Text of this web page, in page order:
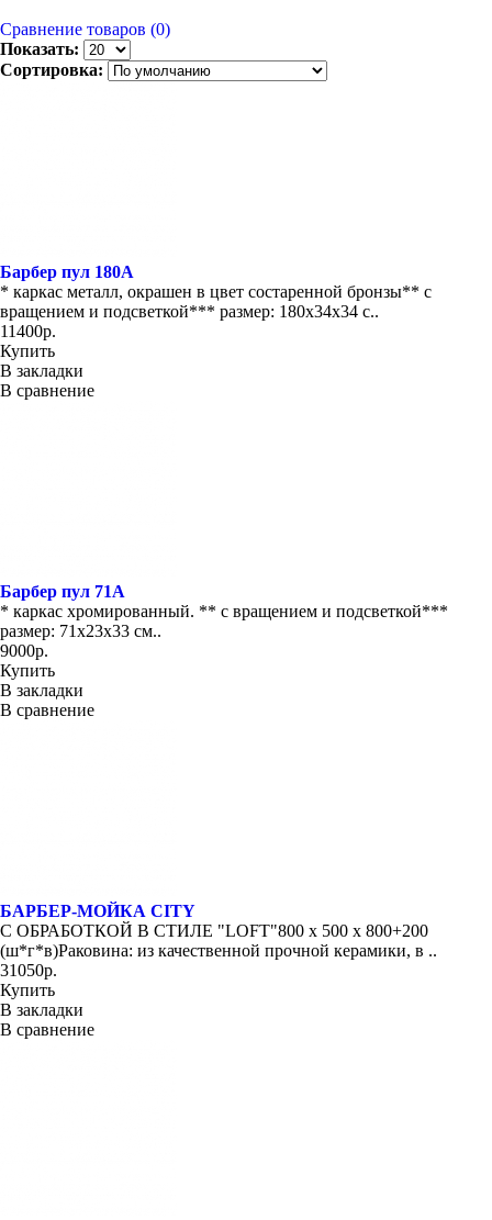
Сравнение товаров (0)
Показать:
Сортировка:
Барбер пул 180А
* каркас металл, окрашен в цвет состаренной бронзы** с
вращением и подсветкой*** размер: 180х34х34 с..
11400р.
Купить
В закладки
В сравнение
Барбер пул 71А
* каркас хромированный. ** с вращением и подсветкой***
размер: 71х23х33 см..
9000р.
Купить
В закладки
В сравнение
БАРБЕР-МОЙКА CITY
С ОБРАБОТКОЙ В СТИЛЕ "LOFT"800 x 500 x 800+200
(ш*г*в)Раковина: из качественной прочной керамики, в ..
31050р.
Купить
В закладки
В сравнение